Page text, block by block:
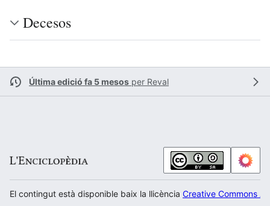
Decesos
Última edició fa 5 mesos per Reval
El contingut està disponible baix la llicència Creative Commons